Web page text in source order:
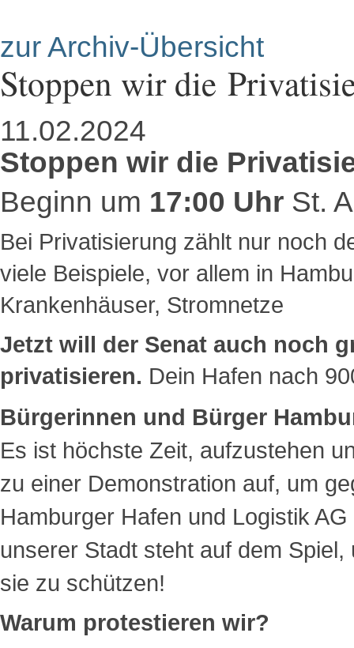
zur Archiv-Übersicht
Stoppen wir die
11.02.2024
Stoppen wir die
Beginn um 17:00 Uhr St.
Bei Privatisierung zählt nur noch
viele Beispiele, vor allem in
Krankenhäuser, Stromnetze
Jetzt will der Senat auch noch
privatisieren. Dein Hafen nach
Bürgerinnen und Bürger
Es ist höchste Zeit, aufzustehen
zu einer Demonstration auf, um
Hamburger Hafen und Logistik
unserer Stadt steht auf dem
sie zu schützen!
Warum protestieren wir?